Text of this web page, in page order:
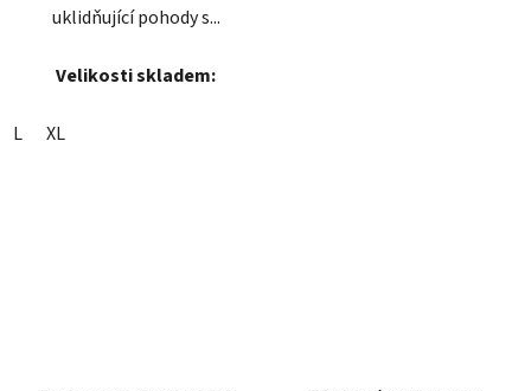
uklidňující pohody s...
Velikosti skladem:
L XL